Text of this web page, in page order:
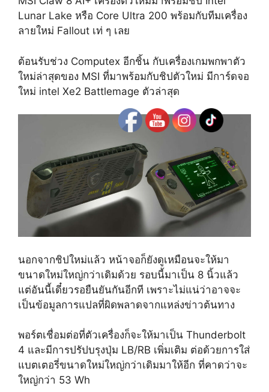
Lunar Lake หรือ Core Ultra 200 พร้อมกับทีมเครื่อง
ลายใหม่ Fallout เท่ ๆ เลย
ต้อนรับช่วง Computex อีกชิ้น กับเครื่องเกมพกพาตัว
ใหม่ล่าสุดของ MSI ที่มาพร้อมกับชิปตัวใหม่ มีการ์ดจอ
ใหม่ intel Xe2 Battlemage ตัวล่าสุด
นอกจากชิปใหม่แล้ว หน้าจอก็ยังดูเหมือนจะให้มา
ขนาดใหม่ใหญ่กว่าเดิมด้วย รอบนี้มาเป็น 8 นิ้วแล้ว
แต่อันนี้เดี๋ยวรอยืนยันกันอีกที เพราะไม่แน่ว่าอาจจะ
เป็นข้อมูลการแปลที่ผิดพลาดจากแหล่งข่าวต้นทาง
พอร์ตเชื่อมต่อที่ตัวเครื่องก็จะให้มาเป็น Thunderbolt
4 และมีการปรัปบรุงปุ่ม LB/RB เพิ่มเติม ต่อด้วยการใส่
แบตเตอรี่ขนาดใหม่ใหญ่กว่าเดิมมาให้อีก ที่คาดว่าจะ
ใหญ่กว่า 53 Wh